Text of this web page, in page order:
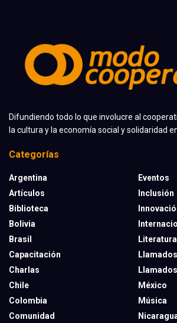
Difundiendo todo lo que involucre al
la cultura y la economía social y solidaridad
Categorías
Argentina
Artículos
Biblioteca
Bolivia
Brasil
Capacitación
Charlas
Chile
Colombia
Comunidad
Eventos
Inclusión
Llamados
México
Música